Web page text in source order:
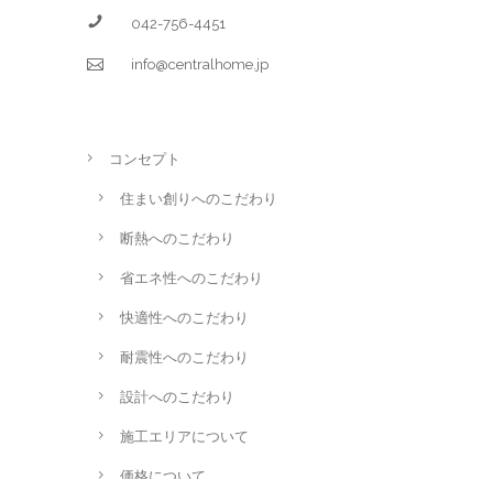
042-756-4451
info@centralhome.jp
コンセプト
住まい創りへのこだわり
断熱へのこだわり
省エネ性へのこだわり
快適性へのこだわり
耐震性へのこだわり
設計へのこだわり
施工エリアについて